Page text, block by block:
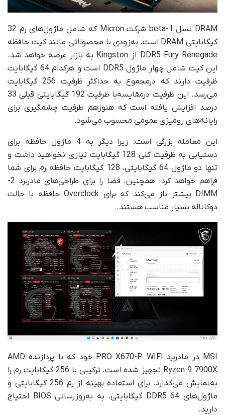
DRAM نسل 1-beta شرکت Micron که شامل ماژول‌های رم 32
گیگابایتی DRAM است، به‌زودی با محصولاتی مانند کیت حافظه
DDR5 Fury Renegade از Kingston به بازار عرضه خواهد شد.
این کیت شامل چهار ماژول DDR5 است و هر‌کدام 64 گیگابایت
ظرفیت دارند که در‌مجموع به حداکثر ظرفیت 256 گیگابایت
می‌رسد. این ظرفیت درمقایسه‌با ظرفیت 192 گیگابایتی قبلی 33
درصد افزایش یافته است که هنوز‌هم ظرفیت چشمگیری برای
رایانه‌های رومیزی عمومی محسوب می‌شود.
این معامله بزرگی است؛ زیرا دیگر به 4 ماژول حافظه برای
دستیابی به ظرفیت کلی 128 گیگابایت نیازی نخواهید داشت و
تنها دو ماژول 64 گیگابایتی، 128 گیگابایت حافظه رم برای شما
فراهم خواهد کرد. همچنین، فضا را برای طراحی‌های مادربرد 2-
DIMM بیشتر باز می‌کند که برای Overclock حافظه با حالت
دوکاناله بسیار مناسب هستند.
MSI در مادربرد PRO X670-P WIFI خود که با پردازنده AMD
Ryzen 9 7900X تجهیز شده است، ترکیبی با 256 گیگابایت رم را
به‌نمایش می‌گذارد. برای استفاده بهینه از رم 256 گیگابایتی و
ماژول‌های DDR5 64 گیگابایتی، به به‌روزرسانی BIOS احتیاج
دارید.